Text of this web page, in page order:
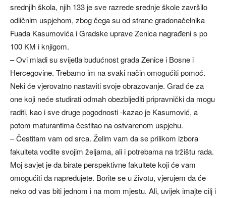
srednjih škola, njih 133 je sve razrede srednje škole završilo
odličnim uspjehom, zbog čega su od strane gradonačelnika
Fuada Kasumovića i Gradske uprave Zenica nagrađeni s po
100 KM i knjigom.
– Ovi mladi su svijetla budućnost grada Zenice i Bosne i
Hercegovine. Trebamo im na svaki način omogućiti pomoć.
Neki će vjerovatno nastaviti svoje obrazovanje. Grad će za
one koji neće studirati odmah obezbijediti pripravnički da mogu
raditi, kao i sve druge pogodnosti -kazao je Kasumović, a
potom maturantima čestitao na ostvarenom uspjehu.
– Čestitam vam od srca. Želim vam da se prilikom izbora
fakulteta vodite svojim željama, ali i potrebama na tržištu rada.
Moj savjet je da birate perspektivne fakultete koji će vam
omogućiti da napredujete. Borite se u životu, vjerujem da će
neko od vas biti jednom i na mom mjestu. Ali, uvijek imajte cilj i